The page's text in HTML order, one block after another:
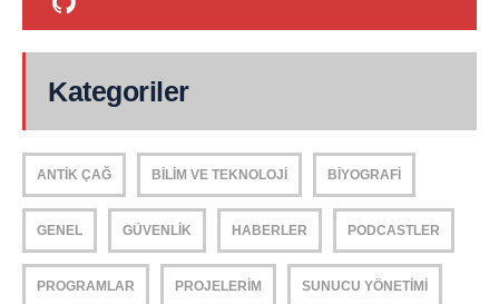
Kategoriler
ANTIK ÇAĞ BILIM VE TEKNOLOJI BIYOGRAFI
GENEL GÜVENLIK HABERLER PODCASTLER
PROGRAMLAR PROJELERIM SUNUCU YÖNETIMI